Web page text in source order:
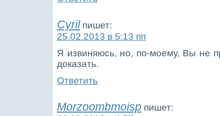
Cyril пишет:
25.02.2013 в 5:13 пп
Я извиняюсь, но, по-моему, Вы не
доказать.
Ответить
Morzoombmoisp пишет: